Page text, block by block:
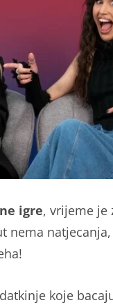
igre, vrijeme je
nema
koje